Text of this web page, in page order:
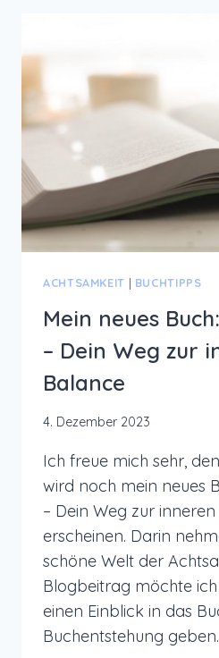
ACHTSAMKEIT | BUCHTIPPS
Mein neues
– Dein Weg zur
Balance
4. Dezember 2023
Ich freue mich sehr,
wird noch mein neues
– Dein Weg zur
erscheinen. Darin
schöne Welt der
Blogbeitrag möchte
einen Einblick in das
Buchentstehung geben.